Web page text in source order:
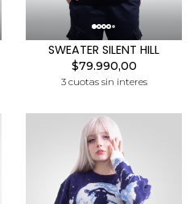
SWEATER SILENT HILL
$79.990,00
3 cuotas sin interes